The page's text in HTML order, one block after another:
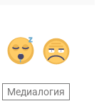
Медиалогия